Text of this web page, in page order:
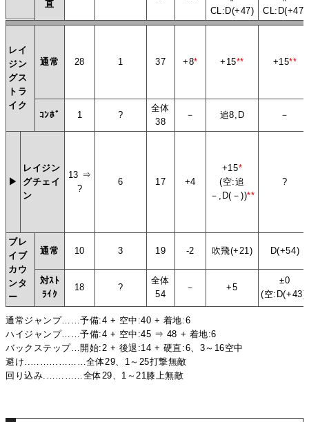
直
CL:D(+47)
CL:D(+47)
レイ
ジン
グス
トラ
イク
通常 28 1 37 +8* +15** +15**
ｺﾝﾎﾞ 1 ?
全体
38
－ 追8,D －
▶
レイジン
グチェイ
ン
13 ⇒
?
6 17 +4
+15*
(空:追
－,D(－))**
?
ブレ
イブ
カウ
ンタ
ー
通常 10 3 19 -2 吹飛(+21) D(+54)
対ｽﾄ
ﾗｲｸ
18 ?
全体
54
－ +5
±0
(空:D(+43))
通常ジャンプ……予備:4 + 空中:40 + 着地:6
ハイジャンプ……予備:4 + 空中:45 ⇒ 48 + 着地:6
バックステップ…開始:2 + 後退:14 + 硬直:6、3～16空中
避け..………………全体29、1～25打撃無敵
回り込み.…………全体29、1～21膝上無敵